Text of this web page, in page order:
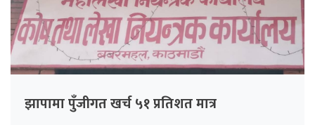
झापामा पुँजीगत खर्च ५१ प्रतिशत मात्र